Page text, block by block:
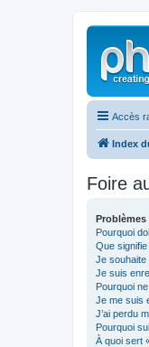
Accès
Index
Foire
Problèmes
Pourquoi
Que
Je souhaite
Je suis
Pourquoi
Je me suis
J’ai perdu
Pourquoi
À quoi sert